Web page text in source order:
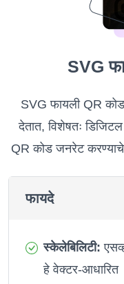
SVG
SVG फायली QR कोड
देतात, विशेषतः
QR कोड जनरेट
फायदे
स्केलेबिलिटी:
हे वेक्टर-आधारित